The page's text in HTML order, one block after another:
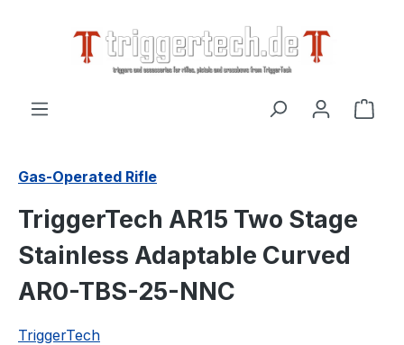
Gas-Operated Rifle
TriggerTech AR15 Two Stage
Stainless Adaptable Curved
AR0-TBS-25-NNC
TriggerTech